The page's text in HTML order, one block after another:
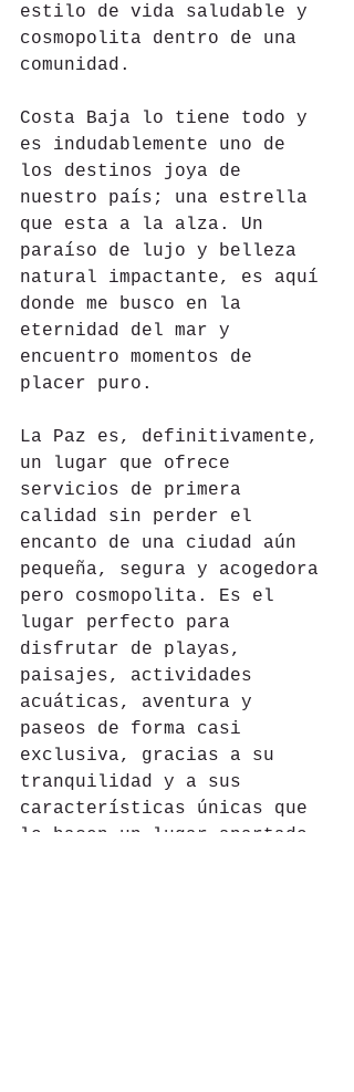
estilo de vida saludable y
cosmopolita dentro de una
comunidad.
Costa Baja lo tiene todo y
es indudablemente uno de
los destinos joya de
nuestro país; una estrella
que esta a la alza. Un
paraíso de lujo y belleza
natural impactante, es aquí
donde me busco en la
eternidad del mar y
encuentro momentos de
placer puro.
La Paz es, definitivamente,
un lugar que ofrece
servicios de primera
calidad sin perder el
encanto de una ciudad aún
pequeña, segura y acogedora
pero cosmopolita. Es el
lugar perfecto para
disfrutar de playas,
paisajes, actividades
acuáticas, aventura y
paseos de forma casi
exclusiva, gracias a su
tranquilidad y a sus
características únicas que
lo hacen un lugar apartado